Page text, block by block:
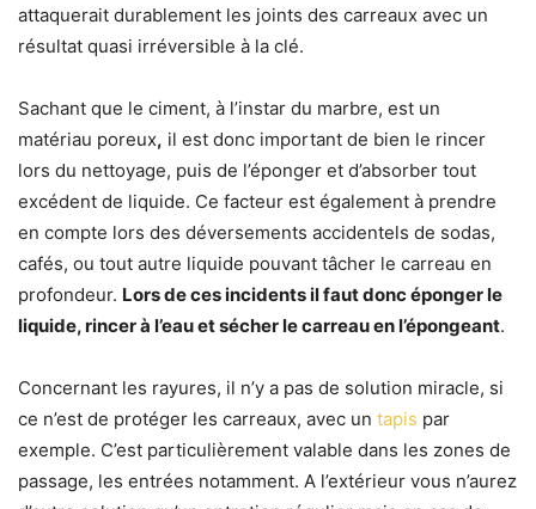
attaquerait durablement les joints des carreaux avec un
résultat quasi irréversible à la clé.
Sachant que le ciment, à l’instar du marbre, est un
matériau poreux, il est donc important de bien le rincer
lors du nettoyage, puis de l’éponger et d’absorber tout
excédent de liquide. Ce facteur est également à prendre
en compte lors des déversements accidentels de sodas,
cafés, ou tout autre liquide pouvant tâcher le carreau en
profondeur. Lors de ces incidents il faut donc éponger le
liquide, rincer à l’eau et sécher le carreau en l’épongeant.
Concernant les rayures, il n’y a pas de solution miracle, si
ce n’est de protéger les carreaux, avec un tapis par
exemple. C’est particulièrement valable dans les zones de
passage, les entrées notamment. A l’extérieur vous n’aurez